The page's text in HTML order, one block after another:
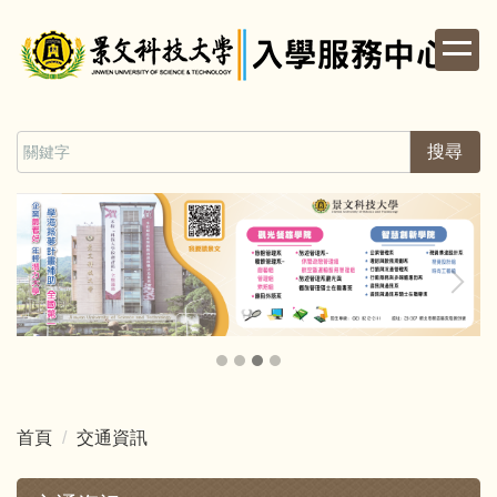
到
主
容
區
搜尋
首頁 交通資訊